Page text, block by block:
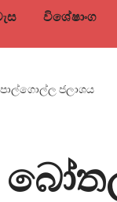
විශේෂාංග